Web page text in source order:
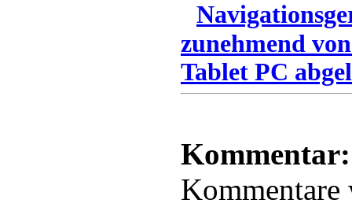
zunehmend
Tablet PC
Kommentar: